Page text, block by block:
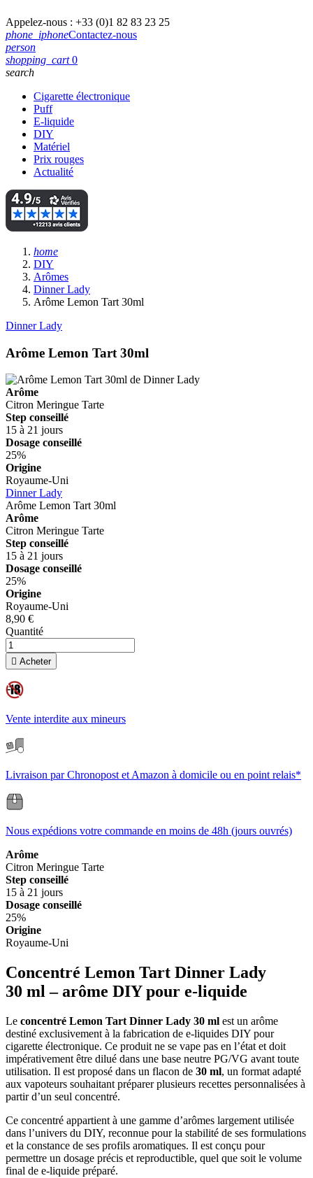
Appelez-nous : +33 (0)1 82 83 23 25
phone_iphoneContactez-nous
person
shopping_cart 0
search
Cigarette électronique
Puff
E-liquide
DIY
Matériel
Prix rouges
Actualité
home
DIY
Arômes
Dinner Lady
Arôme Lemon Tart 30ml
Dinner Lady
Arôme Lemon Tart 30ml
Arôme
Citron Meringue Tarte
Step conseillé
15 à 21 jours
Dosage conseillé
25%
Origine
Royaume-Uni
Dinner Lady
Arôme Lemon Tart 30ml
Arôme
Citron Meringue Tarte
Step conseillé
15 à 21 jours
Dosage conseillé
25%
Origine
Royaume-Uni
8,90 €
Quantité
 Acheter
Vente interdite aux mineurs
Livraison par Chronopost et Amazon à domicile ou en point relais*
Nous expédions votre commande en moins de 48h (jours ouvrés)
Arôme
Citron Meringue Tarte
Step conseillé
15 à 21 jours
Dosage conseillé
25%
Origine
Royaume-Uni
Concentré Lemon Tart Dinner Lady
30 ml – arôme DIY pour e-liquide
Le concentré Lemon Tart Dinner Lady 30 ml est un arôme
destiné exclusivement à la fabrication de e-liquides DIY pour
cigarette électronique. Ce produit ne se vape pas en l’état et doit
impérativement être dilué dans une base neutre PG/VG avant toute
utilisation. Il est proposé dans un flacon de 30 ml, un format adapté
aux vapoteurs souhaitant préparer plusieurs recettes personnalisées à
partir d’un seul concentré.
Ce concentré appartient à une gamme d’arômes largement utilisée
dans l’univers du DIY, reconnue pour la stabilité de ses formulations
et la constance de ses profils aromatiques. Il est conçu pour
permettre un dosage précis et reproductible, quel que soit le volume
final de e-liquide préparé.